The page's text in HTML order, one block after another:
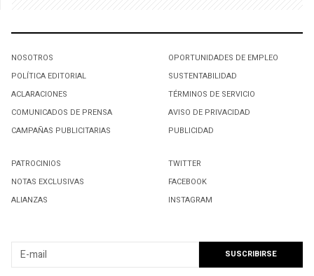
NOSOTROS
POLÍTICA EDITORIAL
ACLARACIONES
COMUNICADOS DE PRENSA
CAMPAÑAS PUBLICITARIAS
OPORTUNIDADES DE EMPLEO
SUSTENTABILIDAD
TÉRMINOS DE SERVICIO
AVISO DE PRIVACIDAD
PUBLICIDAD
PATROCINIOS
NOTAS EXCLUSIVAS
ALIANZAS
TWITTER
FACEBOOK
INSTAGRAM